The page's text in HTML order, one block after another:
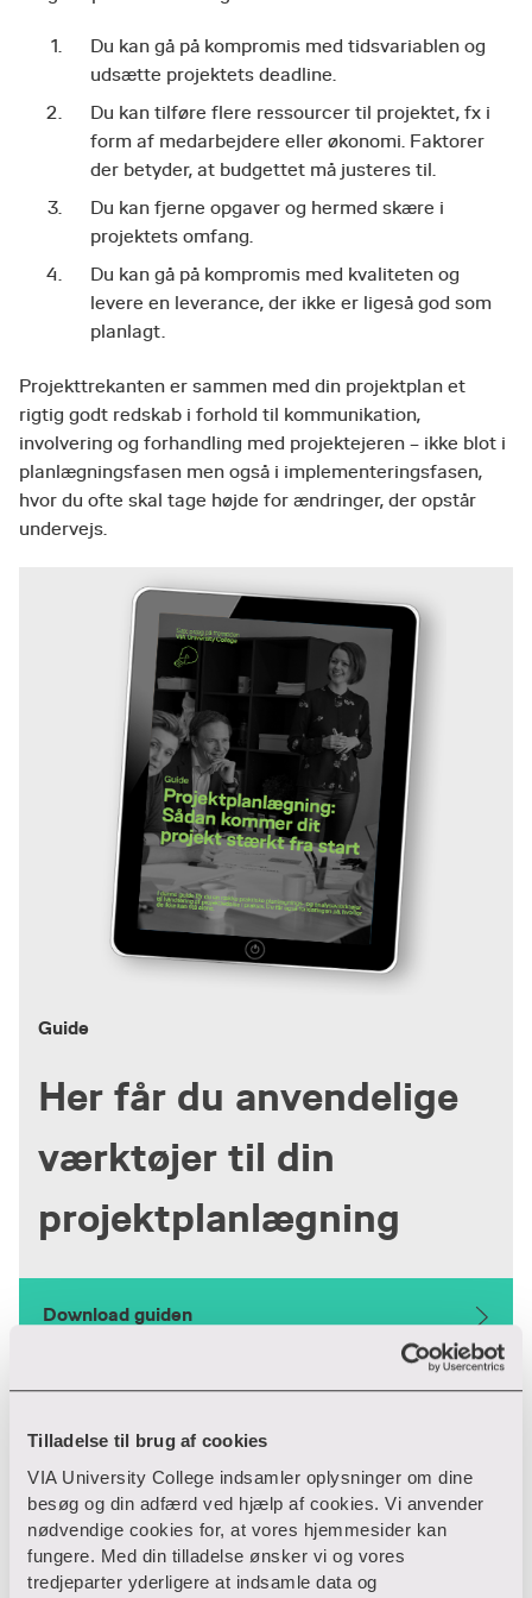
Tilladelse til brug af cookies
VIA University College indsamler oplysninger om dine
besøg og din adfærd ved hjælp af cookies. Vi anvender
nødvendige cookies for, at vores hjemmesider kan
fungere. Med din tilladelse ønsker vi og vores
tredjeparter yderligere at indsamle data og
Du kan gå på kompromis med tidsvariablen og
udsætte projektets deadline.
Du kan tilføre flere ressourcer til projektet, fx i
form af medarbejdere eller økonomi. Faktorer
der betyder, at budgettet må justeres til.
Du kan fjerne opgaver og hermed skære i
projektets omfang.
Du kan gå på kompromis med kvaliteten og
levere en leverance, der ikke er ligeså god som
planlagt.
Projekttrekanten er sammen med din projektplan et
rigtig godt redskab i forhold til kommunikation,
involvering og forhandling med projektejeren – ikke blot i
planlægningsfasen men også i implementeringsfasen,
hvor du ofte skal tage højde for ændringer, der opstår
undervejs.
Guide
Her får du anvendelige
værktøjer til din
projektplanlægning
Download guiden
Denne artikel har trukket på kilder fra:
Wyngaard, Charles Van. "
Shenhar, A.; Dvir, Dov (1997). "Mapping the
dimensions of project success".Project
Management Journal. 28 (2): 5–13.
Lewis, James P. (2005).Project Planning,